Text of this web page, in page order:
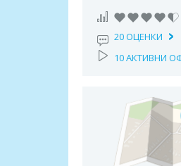
20 ОЦЕНКИ
10 АКТИВНИ